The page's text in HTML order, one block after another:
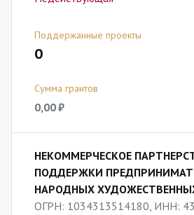
Поддержанные проекты
0
Сумма грантов
0,00 ₽
НЕКОММЕРЧЕСКОЕ
ПОДДЕРЖКИ
НАРОДНЫХ
ОГРН: 1034313514180, ИНН: